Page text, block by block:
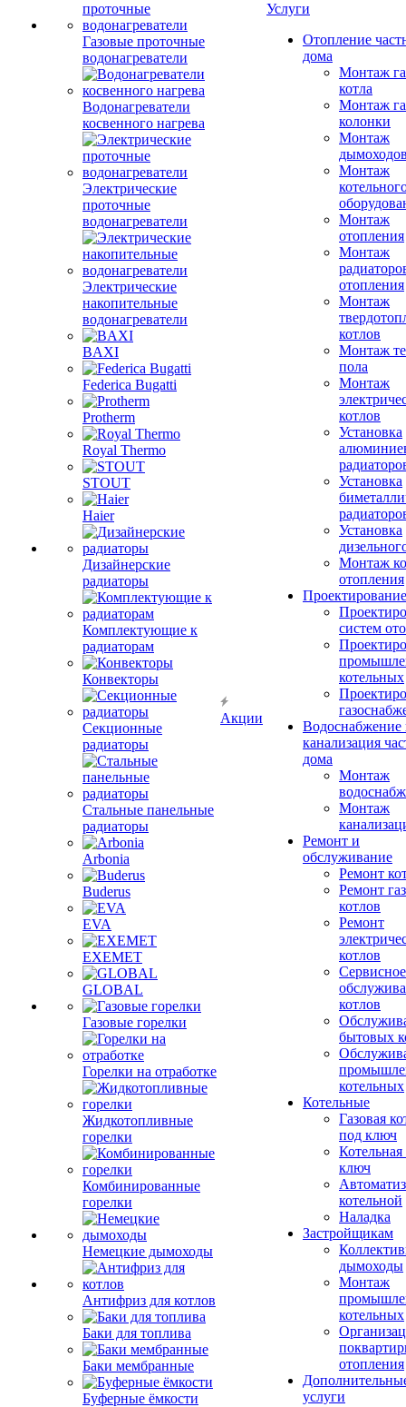
Газовые проточные
водонагреватели
Водонагреватели
косвенного нагрева
Электрические
проточные
водонагреватели
Электрические
накопительные
водонагреватели
BAXI
Federica Bugatti
Protherm
Royal Thermo
STOUT
Haier
Дизайнерские
радиаторы
Комплектующие к
радиаторам
Конвекторы
Секционные
радиаторы
Стальные панельные
радиаторы
Arbonia
Buderus
EVA
EXEMET
GLOBAL
Газовые горелки
Горелки на отработке
Жидкотопливные
горелки
Комбинированные
горелки
Немецкие дымоходы
Антифриз для котлов
Баки для топлива
Баки мембранные
Буферные ёмкости
Акции
Услуги
Отопление
дома
Монтаж
котла
Монтаж
колонки
Монтаж
Монтаж
Монтаж
отопления
Монтаж
отопления
Монтаж
котлов
Монтаж
пола
Монтаж
котлов
Установка
Установка
Установка
Монтаж
отопления
Проектирование
систем
котельных
Водоснабжение
канализация
дома
Монтаж
Монтаж
Ремонт и
обслуживание
Ремонт
Ремонт
котлов
Ремонт
котлов
Сервисное
котлов
бытовых
котельных
Котельные
Газовая
под ключ
ключ
котельной
Наладка
Застройщикам
дымоходы
Монтаж
котельных
отопления
услуги